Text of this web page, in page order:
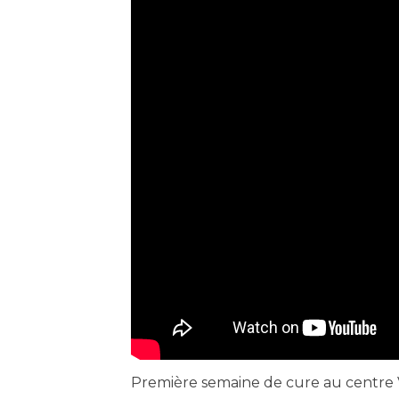
Première semaine de cure au centre